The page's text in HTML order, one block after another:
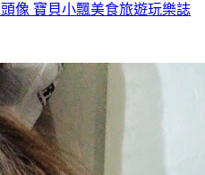
寶貝小飄美食旅遊玩樂誌